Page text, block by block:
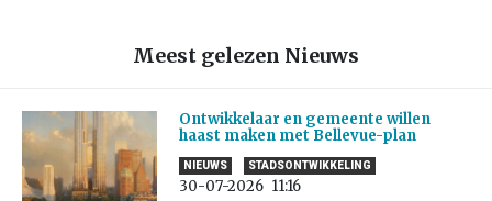
Meest gelezen Nieuws
Ontwikkelaar en gemeente willen
haast maken met Bellevue-plan
NIEUWS STADSONTWIKKELING
30-07-2026 11:16